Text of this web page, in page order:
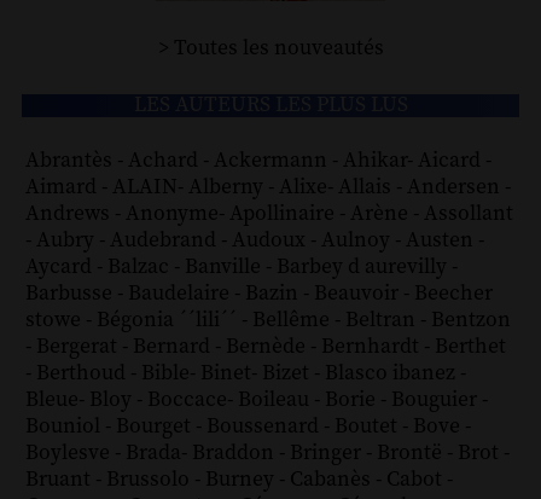
> Toutes les nouveautés
Abrantès - Achard - Ackermann - Ahikar- Aicard -
Aimard - ALAIN- Alberny - Alixe- Allais - Andersen -
Andrews - Anonyme- Apollinaire - Arène - Assollant
- Aubry - Audebrand - Audoux - Aulnoy - Austen -
Aycard - Balzac - Banville - Barbey d aurevilly -
Barbusse - Baudelaire - Bazin - Beauvoir - Beecher
stowe - Bégonia ´´lili´´ - Bellême - Beltran - Bentzon
- Bergerat - Bernard - Bernède - Bernhardt - Berthet
- Berthoud - Bible- Binet- Bizet - Blasco ibanez -
Bleue- Bloy - Boccace- Boileau - Borie - Bouguier -
Bouniol - Bourget - Boussenard - Boutet - Bove -
Boylesve - Brada- Braddon - Bringer - Brontë - Brot -
Bruant - Brussolo - Burney - Cabanès - Cabot -